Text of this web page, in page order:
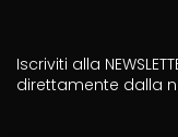
Iscriviti alla
direttamente dalla